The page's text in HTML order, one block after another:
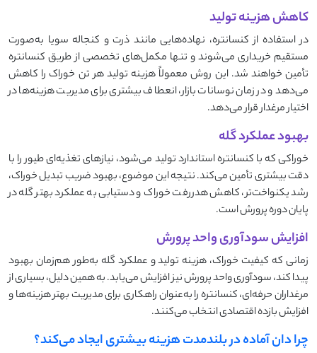
کاهش هزینه تولید
در استفاده از کنسانتره، نهاده‌هایی مانند ذرت و کنجاله سویا به‌صورت
مستقیم خریداری می‌شوند و تنها مکمل‌های تخصصی از طریق کنسانتره
تأمین خواهند شد. این روش معمولاً هزینه تولید هر تن خوراک را کاهش
می‌دهد و در زمان نوسانات بازار، انعطاف بیشتری برای مدیریت هزینه‌ها در
اختیار مرغدار قرار می‌دهد.
بهبود عملکرد گله
خوراکی که با کنسانتره استاندارد تولید می‌شود، نیازهای تغذیه‌ای طیور را با
دقت بیشتری تأمین می‌کند. نتیجه این موضوع، بهبود ضریب تبدیل خوراک،
رشد یکنواخت‌تر، کاهش هدررفت خوراک و دستیابی به عملکرد بهتر گله در
پایان دوره پرورش است.
افزایش سودآوری واحد پرورش
زمانی که کیفیت خوراک، هزینه تولید و عملکرد گله به‌طور هم‌زمان بهبود
پیدا کند، سودآوری واحد پرورش نیز افزایش می‌یابد. به همین دلیل، بسیاری از
مرغداران حرفه‌ای، کنسانتره را به‌عنوان راهکاری برای مدیریت بهتر هزینه‌ها و
افزایش بازده اقتصادی انتخاب می‌کنند.
چرا دان آماده در بلندمدت هزینه بیشتری ایجاد می‌کند؟